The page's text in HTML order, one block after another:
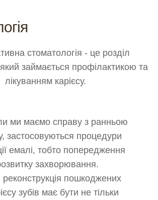
стоматологія - це розділ
який займається профілактикою та
лікуванням карієсу.
ми маємо справу з ранньою
застосовуються процедури
емалі, тобто попередження
захворювання.
реконструкція пошкоджених
зубів має бути не тільки